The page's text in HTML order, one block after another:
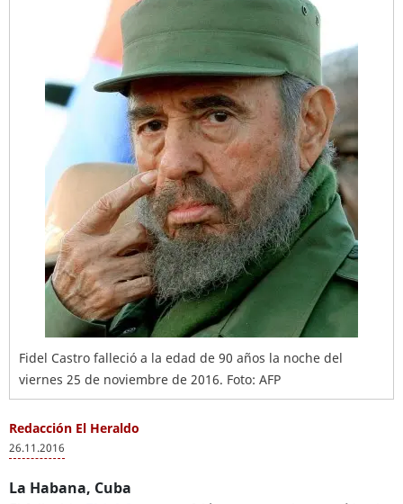
Fidel Castro falleció a la edad de 90 años la noche del
viernes 25 de noviembre de 2016. Foto: AFP
Redacción El Heraldo
26.11.2016
La Habana, Cuba